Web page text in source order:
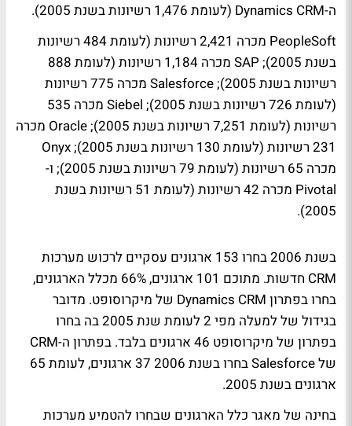
ה-Dynamics CRM (לעומת 1,476 רשיונות בשנת 2005).
PeopleSoft מכרה 2,421 רשיונות (לעומת 484 רשיונות
בשנת 2005); SAP מכרה 1,184 רשיונות (לעומת 888
רשיונות בשנת 2005); Salesforce מכרה 775 רשיונות
(לעומת 726 רשיונות בשנת 2005); Siebel מכרה 535
רשיונות (לעומת 7,251 רשיונות בשנת 2005); Oracle מכרה
231 רשיונות (לעומת 130 רשיונות בשנת 2005); Onyx
מכרה 65 רשיונות (לעומת 79 רשיונות בשנת 2005); ו-
Pivotal מכרה 42 רשיונות (לעומת 51 רשיונות בשנת
2005).
בשנת 2006 בחרו 153 ארגונים עסקיים לרכוש מערכות
CRM חדשות. מתוכם 101 ארגונים, 66% מכלל הארגונים,
בחרו בפתרון Dynamics CRM של מיקרוסופט. מדובר
בגידול של למעלה מפי 2 לעומת שנת 2005 בה בחרו
בפתרון של מיקרוסופט 46 ארגונים בלבד. בפתרון ה-CRM
של Salesforce בחרו בשנת 2006 37 ארגונים, לעומת 65
ארגונים בשנת 2005.
בחינה של מאגר כלל הארגונים שבחרו להטמיע מערכות